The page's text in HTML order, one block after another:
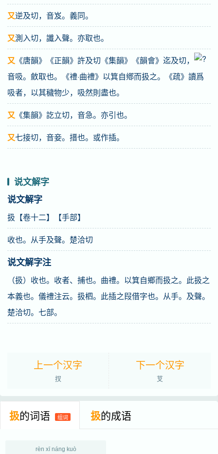
又逆及切，音岌。義同。
又測入切，讖入聲。亦取也。
又 《唐韻》《正韻》許及切《集韻》《韻會》迄及切，
音吸。斂取也。《禮·曲禮》以箕自鄕而扱之。《疏》讀爲
吸者，以其穢物少，吸然則盡也。
又 《集韻》訖立切，音急。亦引也。
又七接切，音妾。搢也。或作插。
说文解字
说文解字
扱【卷十二】【手部】
收也。从手及聲。楚洽切
说文解字注
（扱）收也。收者、捕也。曲禮。以箕自鄉而扱之。此扱之
本義也。儀禮注云。扱柶。此插之叚借字也。从手。及聲。
楚洽切。七部。
上一个汉字
扠
下一个汉字
芆
扱的词语 组词 扱的成语
rèn xī náng kuò